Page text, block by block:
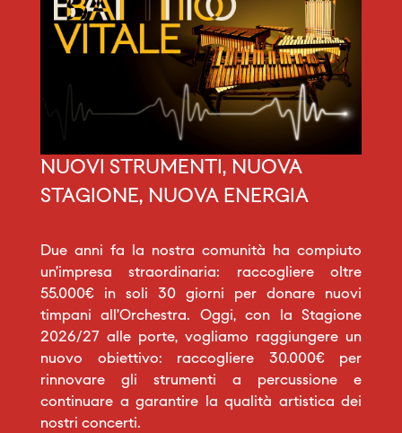
NUOVI STRUMENTI, NUOVA
STAGIONE, NUOVA ENERGIA
Due anni fa la nostra comunità ha compiuto
un’impresa straordinaria: raccogliere oltre
55.000€ in soli 30 giorni per donare nuovi
timpani all’Orchestra. Oggi, con la Stagione
2026/27 alle porte, vogliamo raggiungere un
nuovo obiettivo: raccogliere 30.000€ per
rinnovare gli strumenti a percussione e
continuare a garantire la qualità artistica dei
nostri concerti.